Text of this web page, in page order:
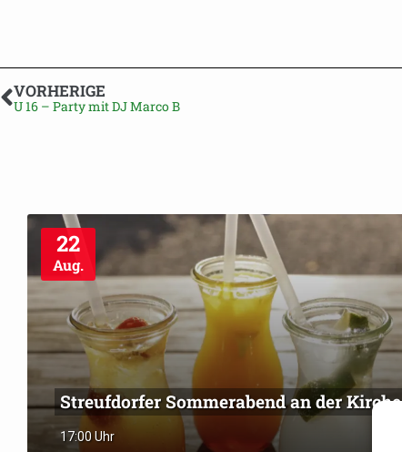
VORHERIGE
U 16 – Party mit DJ Marco B
22
Aug.
Streufdorfer Sommerabend an der Kirche
17:00 Uhr